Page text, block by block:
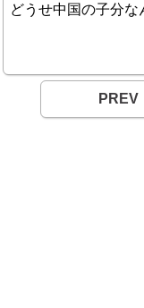
どうせ中国の子分
PREV